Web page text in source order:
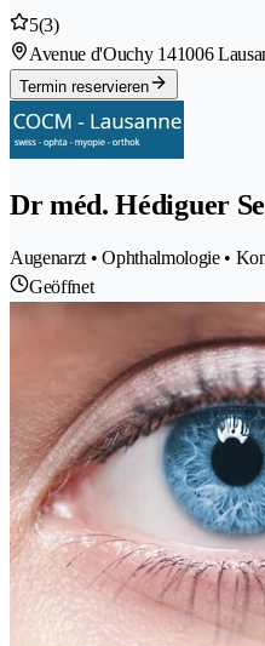
5(3)
Avenue d'Ouchy 141006
Termin reservieren
Dr méd. Hédiguer
Augenarzt • Ophthalmologie •
Geöffnet